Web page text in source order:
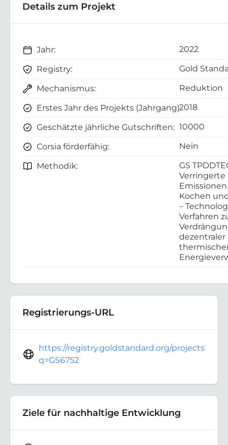
Details zum Projekt
Jahr: 2022
Registry: Gold
Mechanismus: Reduktion
Erstes Jahr des Projekts (Jahrgang):2018
Geschätzte jährliche Gutschriften: 10000
Corsia förderfähig: Nein
Methodik:
GS
Verringerte
Kochen
–
Verfahren
dezentraler
Registrierungs-URL
https://registry.goldstandard.org/projects?
q=GS6752
Ziele für nachhaltige Entwicklung